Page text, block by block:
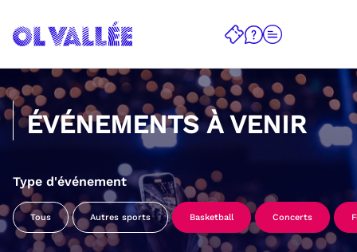
ÉVÉNEMENTS À VENIR
Type d'événement
Tous Autres sports Basketball Concerts